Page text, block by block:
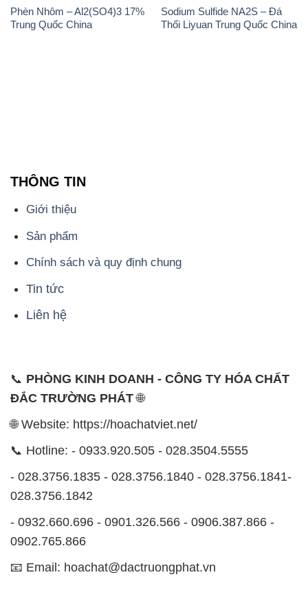
Phèn Nhôm – Al2(SO4)3 17%
Trung Quốc China
Sodium Sulfide NA2S – Đá
Thối Liyuan Trung Quốc China
THÔNG TIN
Giới thiệu
Sản phẩm
Chính sách và quy định chung
Tin tức
Liên hệ
📞 PHÒNG KINH DOANH - CÔNG TY HÓA CHẤT
ĐẮC TRƯỜNG PHÁT🌐
🌐 Website: https://hoachatviet.net/
📞 Hotline: - 0933.920.505 - 028.3504.5555
- 028.3756.1835 - 028.3756.1840 - 028.3756.1841-
028.3756.1842
- 0932.660.696 - 0901.326.566 - 0906.387.866 -
0902.765.866
📧 Email: hoachat@dactruongphat.vn